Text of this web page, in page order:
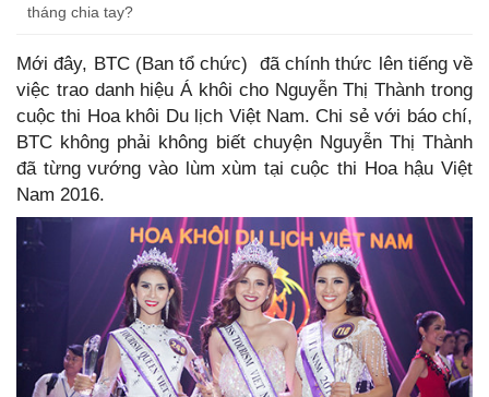
tháng chia tay?
Mới đây, BTC (Ban tổ chức) đã chính thức lên tiếng về
việc trao danh hiệu Á khôi cho Nguyễn Thị Thành trong
cuộc thi Hoa khôi Du lịch Việt Nam. Chi sẻ với báo chí,
BTC không phải không biết chuyện Nguyễn Thị Thành
đã từng vướng vào lùm xùm tại cuộc thi Hoa hậu Việt
Nam 2016.